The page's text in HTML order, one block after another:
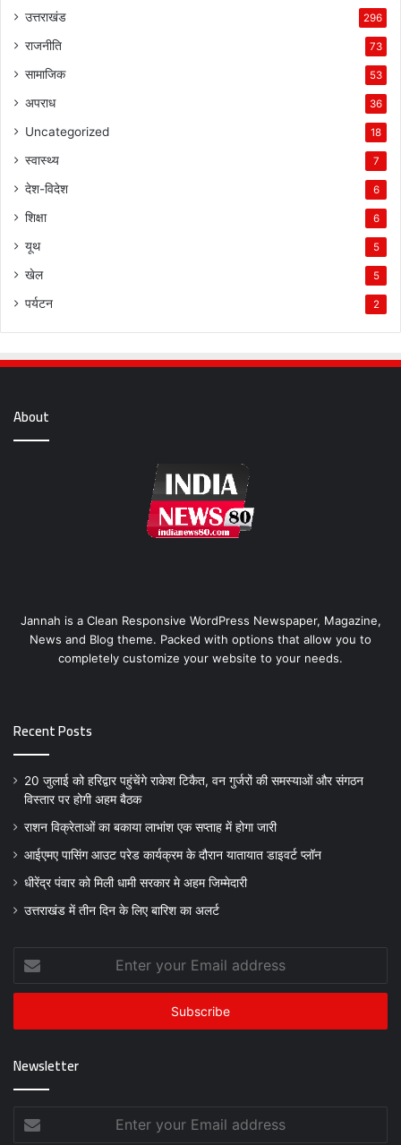
उत्तराखंड 296
राजनीति 73
सामाजिक 53
अपराध 36
Uncategorized 18
स्वास्थ्य 7
देश-विदेश 6
शिक्षा 6
यूथ 5
खेल 5
पर्यटन 2
About
Jannah is a Clean Responsive WordPress Newspaper, Magazine,
News and Blog theme. Packed with options that allow you to
completely customize your website to your needs.
Recent Posts
20 जुलाई को हरिद्वार पहुंचेंगे राकेश टिकैत, वन गुर्जरों की समस्याओं और संगठन
विस्तार पर होगी अहम बैठक
राशन विक्रेताओं का बकाया लाभांश एक सप्ताह में होगा जारी
आईएमए पासिंग आउट परेड कार्यक्रम के दौरान यातायात डाइवर्ट प्लॉन
धीरेंद्र पंवार को मिली धामी सरकार मे अहम जिम्मेदारी
उत्तराखंड में तीन दिन के लिए बारिश का अलर्ट
your
Email
Newsletter
your